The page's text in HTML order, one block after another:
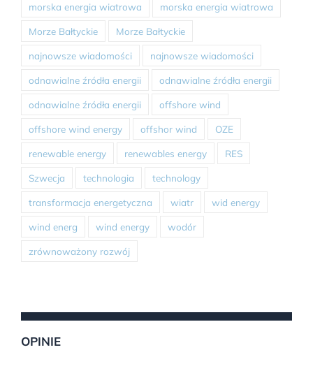
morska energia wiatrowa morska energia wiatrowa
Morze Bałtyckie Morze Bałtyckie
najnowsze wiadomości najnowsze wiadomości
odnawialne źródła energii odnawialne źródła energii
odnawialne źródła energii offshore wind
offshore wind energy offshor wind OZE
renewable energy renewables energy RES
Szwecja technologia technology
transformacja energetyczna wiatr wid energy
wind energ wind energy wodór
zrównoważony rozwój
OPINIE